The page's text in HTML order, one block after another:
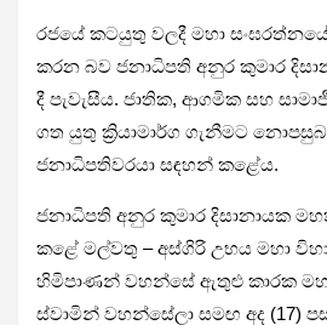
රජයේ කටයුතු වලදී මහා
කරන බව ජනාධිපති අනුර කුමාර
දී පැවැසීය. ජාතික, ආගමික සහ
ගත යුතු ක්‍රියාමාර්ග ගැනීමට
ජනාධිපතිවරයා සඳහන් කළේය.
ජනාධිපති අනුර කුමාර දිසානායක
කළේ මල්වතු – අස්ගිරි උභය මහා
හිමිපාණන් වහන්සේ ඇතුළු කාරක
ස්වාමින් වහන්සේලා සමඟ අද (17)